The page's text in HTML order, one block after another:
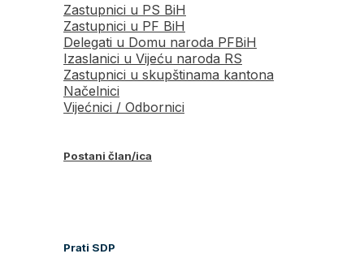
Zastupnici u PS BiH
Zastupnici u PF BiH
Delegati u Domu naroda PFBiH
Izaslanici u Vijeću naroda RS
Zastupnici u skupštinama kantona
Načelnici
Vijećnici / Odbornici
Postani član/ica
Prati SDP